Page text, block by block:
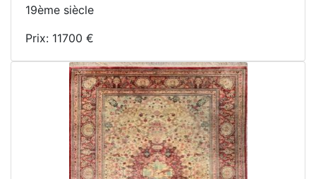
19ème siècle
Prix: 11700 €